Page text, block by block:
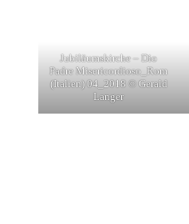
Jubiläumskirche – Dio
Padre Misericordioso_Rom
(Italien) 04_2018 © Gerald
Langer